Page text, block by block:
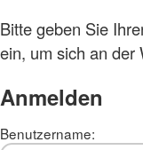
Bitte geben Sie
ein, um sich an der
Anmelden
Benutzername: